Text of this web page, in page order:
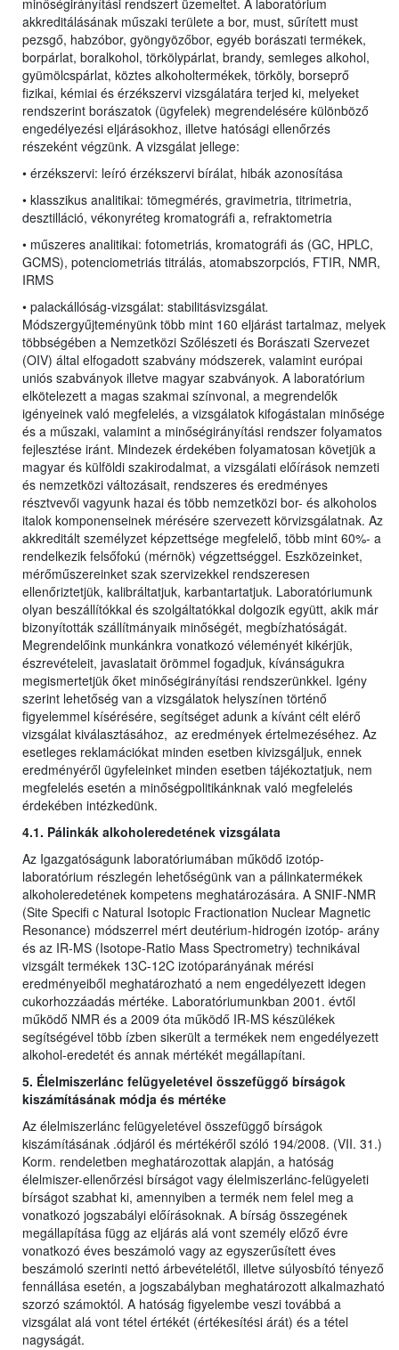
minőségirányítási rendszert üzemeltet. A laboratórium
akkreditálásának műszaki területe a bor, must, sűrített must
pezsgő, habzóbor, gyöngyözőbor, egyéb borászati termékek,
borpárlat, boralkohol, törkölypárlat, brandy, semleges alkohol,
gyümölcspárlat, köztes alkoholtermékek, törköly, borseprő
fizikai, kémiai és érzékszervi vizsgálatára terjed ki, melyeket
rendszerint borászatok (ügyfelek) megrendelésére különböző
engedélyezési eljárásokhoz, illetve hatósági ellenőrzés
részeként végzünk. A vizsgálat jellege:
• érzékszervi: leíró érzékszervi bírálat, hibák azonosítása
• klasszikus analitikai: tömegmérés, gravimetria, titrimetria,
desztilláció, vékonyréteg kromatográfi a, refraktometria
• műszeres analitikai: fotometriás, kromatográfi ás (GC, HPLC,
GCMS), potenciometriás titrálás, atomabszorpciós, FTIR, NMR,
IRMS
• palackállóság-vizsgálat: stabilitásvizsgálat.
Módszergyűjteményünk több mint 160 eljárást tartalmaz, melyek
többségében a Nemzetközi Szőlészeti és Borászati Szervezet
(OIV) által elfogadott szabvány módszerek, valamint európai
uniós szabványok illetve magyar szabványok. A laboratórium
elkötelezett a magas szakmai színvonal, a megrendelők
igényeinek való megfelelés, a vizsgálatok kifogástalan minősége
és a műszaki, valamint a minőségirányítási rendszer folyamatos
fejlesztése iránt. Mindezek érdekében folyamatosan követjük a
magyar és külföldi szakirodalmat, a vizsgálati előírások nemzeti
és nemzetközi változásait, rendszeres és eredményes
résztvevői vagyunk hazai és több nemzetközi bor- és alkoholos
italok komponenseinek mérésére szervezett körvizsgálatnak. Az
akkreditált személyzet képzettsége megfelelő, több mint 60%- a
rendelkezik felsőfokú (mérnök) végzettséggel. Eszközeinket,
mérőműszereinket szak szervizekkel rendszeresen
ellenőriztetjük, kalibráltatjuk, karbantartatjuk. Laboratóriumunk
olyan beszállítókkal és szolgáltatókkal dolgozik együtt, akik már
bizonyították szállítmányaik minőségét, megbízhatóságát.
Megrendelőink munkánkra vonatkozó véleményét kikérjük,
észrevételeit, javaslatait örömmel fogadjuk, kívánságukra
megismertetjük őket minőségirányítási rendszerünkkel. Igény
szerint lehetőség van a vizsgálatok helyszínen történő
figyelemmel kísérésére, segítséget adunk a kívánt célt elérő
vizsgálat kiválasztásához, az eredmények értelmezéséhez. Az
esetleges reklamációkat minden esetben kivizsgáljuk, ennek
eredményéről ügyfeleinket minden esetben tájékoztatjuk, nem
megfelelés esetén a minőségpolitikánknak való megfelelés
érdekében intézkedünk.
4.1. Pálinkák alkoholeredetének vizsgálata
Az Igazgatóságunk laboratóriumában működő izotóp-
laboratórium részlegén lehetőségünk van a pálinkatermékek
alkoholeredetének kompetens meghatározására. A SNIF-NMR
(Site Specifi c Natural Isotopic Fractionation Nuclear Magnetic
Resonance) módszerrel mért deutérium-hidrogén izotóp- arány
és az IR-MS (Isotope-Ratio Mass Spectrometry) technikával
vizsgált termékek 13C-12C izotóparányának mérési
eredményeiből meghatározható a nem engedélyezett idegen
cukorhozzáadás mértéke. Laboratóriumunkban 2001. évtől
működő NMR és a 2009 óta működő IR-MS készülékek
segítségével több ízben sikerült a termékek nem engedélyezett
alkohol-eredetét és annak mértékét megállapítani.
5. Élelmiszerlánc felügyeletével összefüggő bírságok
kiszámításának módja és mértéke
Az élelmiszerlánc felügyeletével összefüggő bírságok
kiszámításának .ódjáról és mértékéről szóló 194/2008. (VII. 31.)
Korm. rendeletben meghatározottak alapján, a hatóság
élelmiszer-ellenőrzési bírságot vagy élelmiszerlánc-felügyeleti
bírságot szabhat ki, amennyiben a termék nem felel meg a
vonatkozó jogszabályi előírásoknak. A bírság összegének
megállapítása függ az eljárás alá vont személy előző évre
vonatkozó éves beszámoló vagy az egyszerűsített éves
beszámoló szerinti nettó árbevételétől, illetve súlyosbító tényező
fennállása esetén, a jogszabályban meghatározott alkalmazható
szorzó számoktól. A hatóság figyelembe veszi továbbá a
vizsgálat alá vont tétel értékét (értékesítési árát) és a tétel
nagyságát.